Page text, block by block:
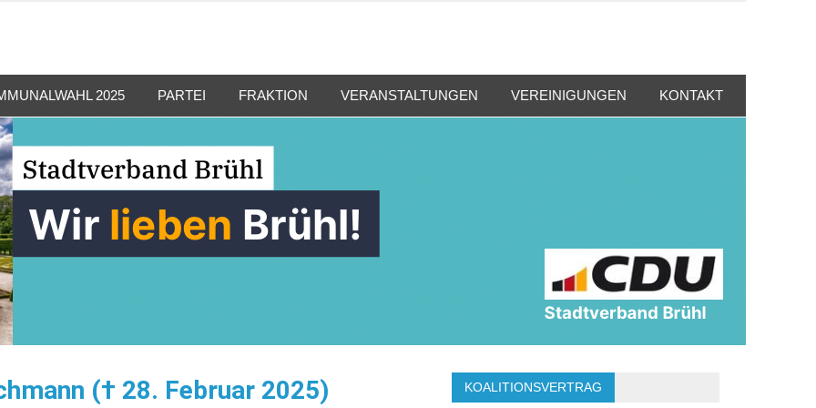
2025 PARTEI FRAKTION VERANSTALTUNGEN VEREINIGUNGEN KONTAKT
(† 28. Februar 2025) KOALITIONSVERTRAG